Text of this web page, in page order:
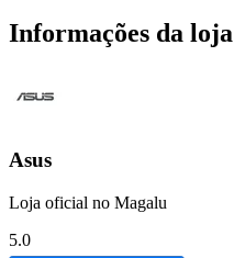
Informações da loja
Asus
Loja oficial no Magalu
5.0